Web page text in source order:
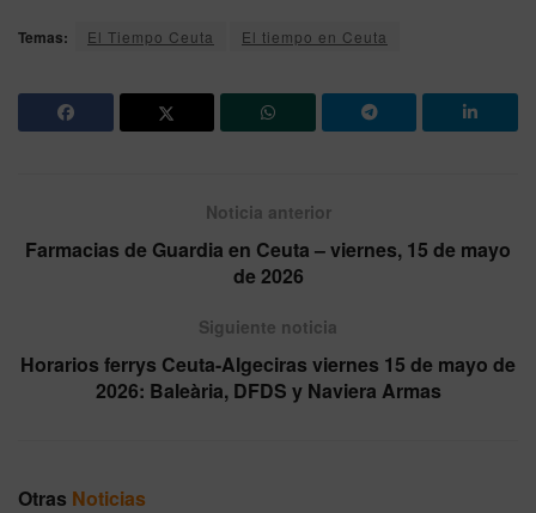
Temas: El Tiempo Ceuta El tiempo en Ceuta
Noticia anterior
Farmacias de Guardia en Ceuta – viernes, 15 de mayo
de 2026
Siguiente noticia
Horarios ferrys Ceuta-Algeciras viernes 15 de mayo de
2026: Baleària, DFDS y Naviera Armas
Otras Noticias